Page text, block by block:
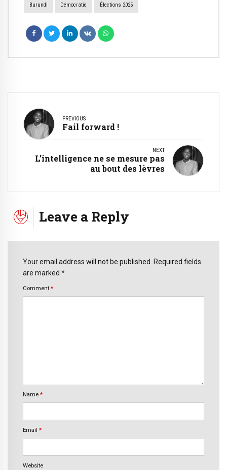
Burundi Démocratie Élections 2025
PREVIOUS
Fail forward !
NEXT
L’intelligence ne se mesure pas
au bout des lèvres
Leave a Reply
Your email address will not be published. Required fields
are marked *
Comment *
Name *
Email *
Website